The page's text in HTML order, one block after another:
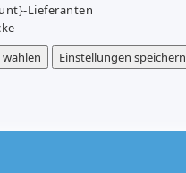
Lieferanten
wählen Einstellungen speichern